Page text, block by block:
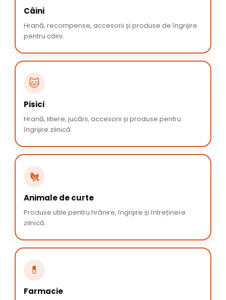
Câini
Hrană, recompense, accesorii și produse de îngrijire
pentru câini.
🐱
Pisici
Hrană, litiere, jucării, accesorii și produse pentru
îngrijire zilnică.
🐔
Animale de curte
Produse utile pentru hrănire, îngrijire și întreținere
zilnică.
💊
Farmacie